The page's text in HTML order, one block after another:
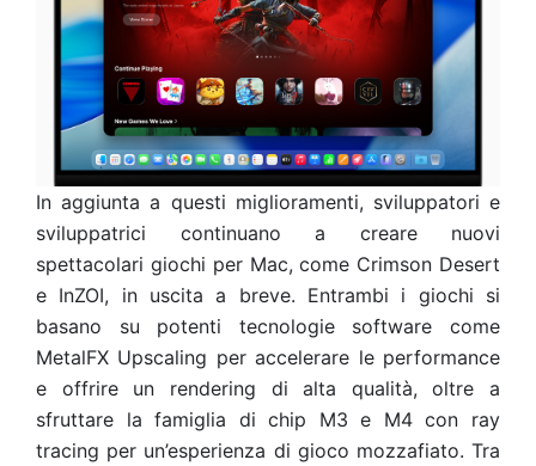
In aggiunta a questi miglioramenti, sviluppatori e
sviluppatrici continuano a creare nuovi
spettacolari giochi per Mac, come Crimson Desert
e InZOI, in uscita a breve. Entrambi i giochi si
basano su potenti tecnologie software come
MetalFX Upscaling per accelerare le performance
e offrire un rendering di alta qualità, oltre a
sfruttare la famiglia di chip M3 e M4 con ray
tracing per un’esperienza di gioco mozzafiato. Tra